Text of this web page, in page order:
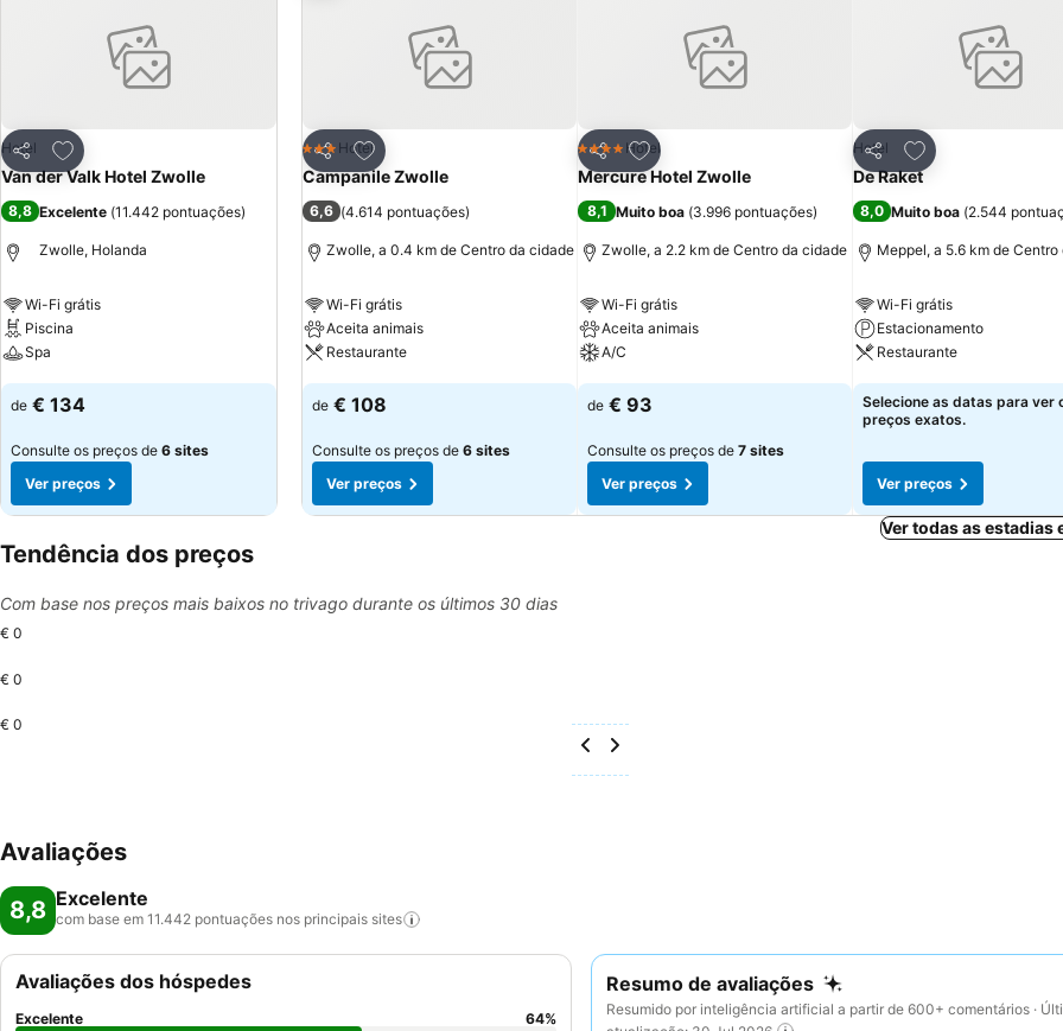
Partilhar
Adicionar aos favoritos
Hotel
Van der Valk Hotel Zwolle
8,8 Excelente (11.442 pontuações)
Zwolle, Holanda
Wi-Fi grátis
Piscina
Spa
Ver preços
de € 134
Consulte os preços de 6 sites
Ver preços
Partilhar
Adicionar aos favoritos
3 Estrelas
Hotel
Campanile Zwolle
6,6 (4.614 pontuações)
Zwolle, a 0.4 km de Centro da cidade
Wi-Fi grátis
Aceita animais
Restaurante
Ver preços
de € 108
Consulte os preços de 6 sites
Ver preços
Partilhar
Adicionar aos favoritos
4 EstrelasHotel
Mercure Hotel Zwolle
8,1 Muito boa (3.996 pontuações)
Zwolle, a 2.2 km de Centro da cidade
Wi-Fi grátis
Aceita animais
A/C
Ver preços
de € 93
Consulte os preços de 7 sites
Ver preços
Partilhar
Adicionar aos
Hotel
De Raket
8,0 Muito boa (2.544
Meppel, a 5.6 km de
Wi-Fi grátis
Estacionamento
Restaurante
Ver preços
Selecione as datas para ver
preços exatos.
Ver preços
Ver todas as estadias
Tendência dos preços
Com base nos preços mais baixos no trivago durante os últimos 30 dias
€ 0
€ 0
€ 0
Avaliações
8,8 Excelente
com base em 11.442 pontuações nos principais sites
Resumo de avaliações
Resumido por inteligência artificial a partir de 600+ comentários ·
Avaliações dos hóspedes
Excelente 64%